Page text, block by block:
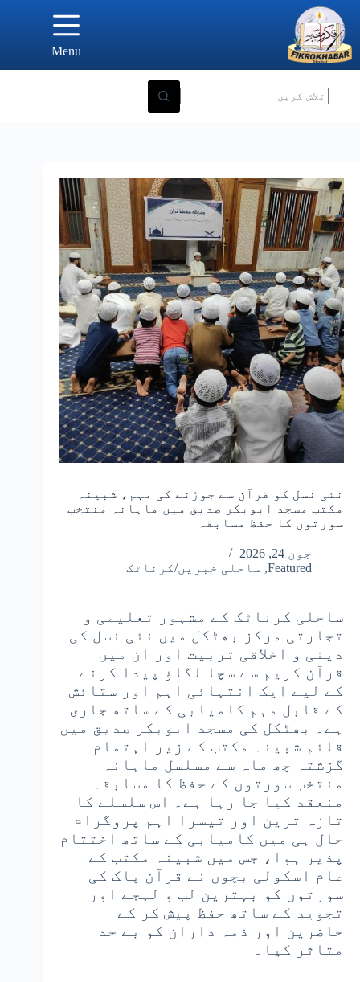
content
Menu
نئی نسل کو قرآن سے جوڑنے کی مہم، شبینہ
مکتب مسجد ابوبکر صدیق میں ماہانہ منتخب
سورتوں کا حفظ مسابقہ
جون 24, 2026
Featured
, ساحلی خبریں/کرناٹک
ساحلی کرناٹک کے مشہور تعلیمی و
تجارتی مرکز بھٹکل میں نئی نسل کی
دینی و اخلاقی تربیت اور ان میں
قرآن کریم سے سچا لگاؤ پیدا کرنے
کے لیے ایک انتہائی اہم اور ستائش
کے قابل مہم کامیابی کے ساتھ جاری
ہے۔ بھٹکل کی مسجد ابوبکر صدیق میں
قائم شبینہ مکتب کے زیر اہتمام
گزشتہ چھ ماہ سے مسلسل ماہانہ
منتخب سورتوں کے حفظ کا مسابقہ
منعقد کیا جا رہا ہے۔ اس سلسلے کا
تازہ ترین اور تیسرا اہم پروگرام
حال ہی میں کامیابی کے ساتھ اختتام
پذیر ہوا، جس میں شبینہ مکتب کے
عام اسکولی بچوں نے قرآن پاک کی
سورتوں کو بہترین لب و لہجے اور
تجوید کے ساتھ حفظ پیش کر کے
حاضرین اور ذمہ داران کو بے حد
متاثر کیا۔